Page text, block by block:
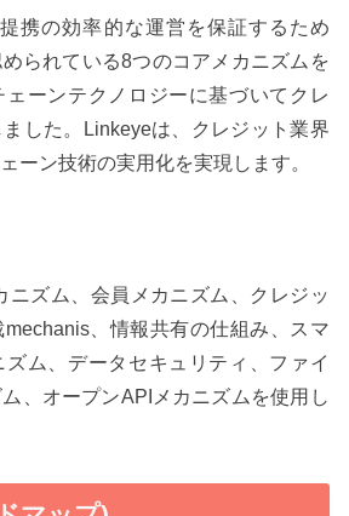
携の効率的な運営を保証するため
られている8つのコアメカニズムを
ーンテクノロジーに基づいてクレ
した。Linkeyeは、クレジット業界
ーン技術の実用化を実現します。
ニズム、会員メカニズム、クレジッ
mechanis、情報共有の仕組み、スマ
ム、データセキュリティ、ファイ
、オープンAPIメカニズムを使用し